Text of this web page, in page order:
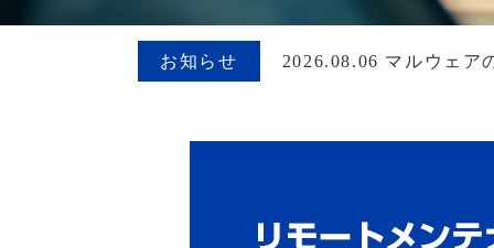
お知らせ 2026.08.06 マルウェア